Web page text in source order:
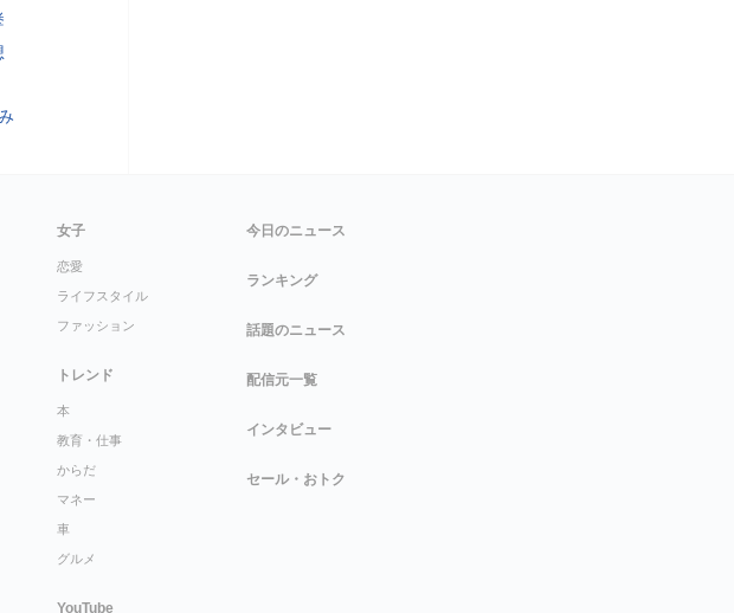
女子
恋愛
ライフスタイル
ファッション
トレンド
本
教育・仕事
からだ
マネー
車
グルメ
YouTube
今日のニュース
ランキング
話題のニュース
配信元一覧
インタビュー
セール・おトク